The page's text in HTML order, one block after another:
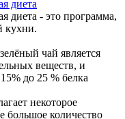
диета
диета - это программа,
кухни.
чай является
веществ, и
до 25 % белка
некоторое
большое количество